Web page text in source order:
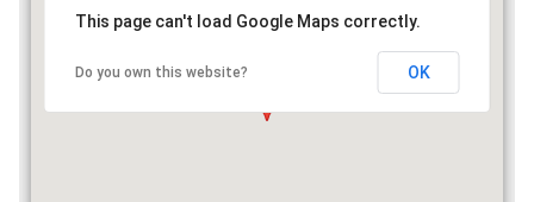
This page can't load Google Maps correctly.
Do you own this website? OK